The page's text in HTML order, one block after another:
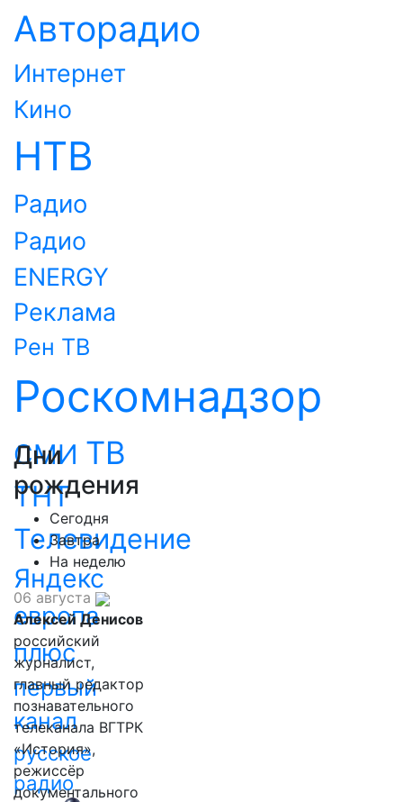
Авторадио
Интернет
Кино
НТВ
Радио
Радио
ENERGY
Реклама
Рен ТВ
Роскомнадзор
СМИ ТВ
ТНТ
Телевидение
Яндекс
европа
плюс
первый
канал
русское
радио
Дни
рождения
Сегодня
Завтра
На неделю
06 августа
Алексей Денисов
российский
журналист,
главный редактор
познавательного
телеканала ВГТРК
«История»,
режиссёр
документального